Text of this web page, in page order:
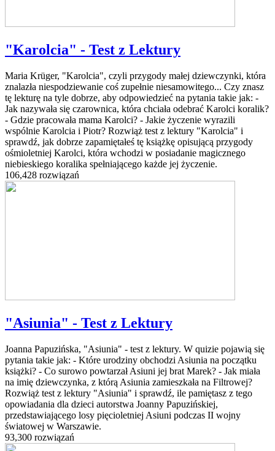
"Karolcia" - Test z Lektury
Maria Krüger, "Karolcia", czyli przygody małej dziewczynki, która
znalazła niespodziewanie coś zupełnie niesamowitego... Czy znasz
tę lekturę na tyle dobrze, aby odpowiedzieć na pytania takie jak: -
Jak nazywała się czarownica, która chciała odebrać Karolci koralik?
- Gdzie pracowała mama Karolci? - Jakie życzenie wyrazili
wspólnie Karolcia i Piotr? Rozwiąż test z lektury "Karolcia" i
sprawdź, jak dobrze zapamiętałeś tę książkę opisującą przygody
ośmioletniej Karolci, która wchodzi w posiadanie magicznego
niebieskiego koralika spełniającego każde jej życzenie.
106,428 rozwiązań
"Asiunia" - Test z Lektury
Joanna Papuzińska, "Asiunia" - test z lektury. W quizie pojawią się
pytania takie jak: - Które urodziny obchodzi Asiunia na początku
książki? - Co surowo powtarzał Asiuni jej brat Marek? - Jak miała
na imię dziewczynka, z którą Asiunia zamieszkała na Filtrowej?
Rozwiąż test z lektury "Asiunia" i sprawdź, ile pamiętasz z tego
opowiadania dla dzieci autorstwa Joanny Papuzińskiej,
przedstawiającego losy pięcioletniej Asiuni podczas II wojny
światowej w Warszawie.
93,300 rozwiązań